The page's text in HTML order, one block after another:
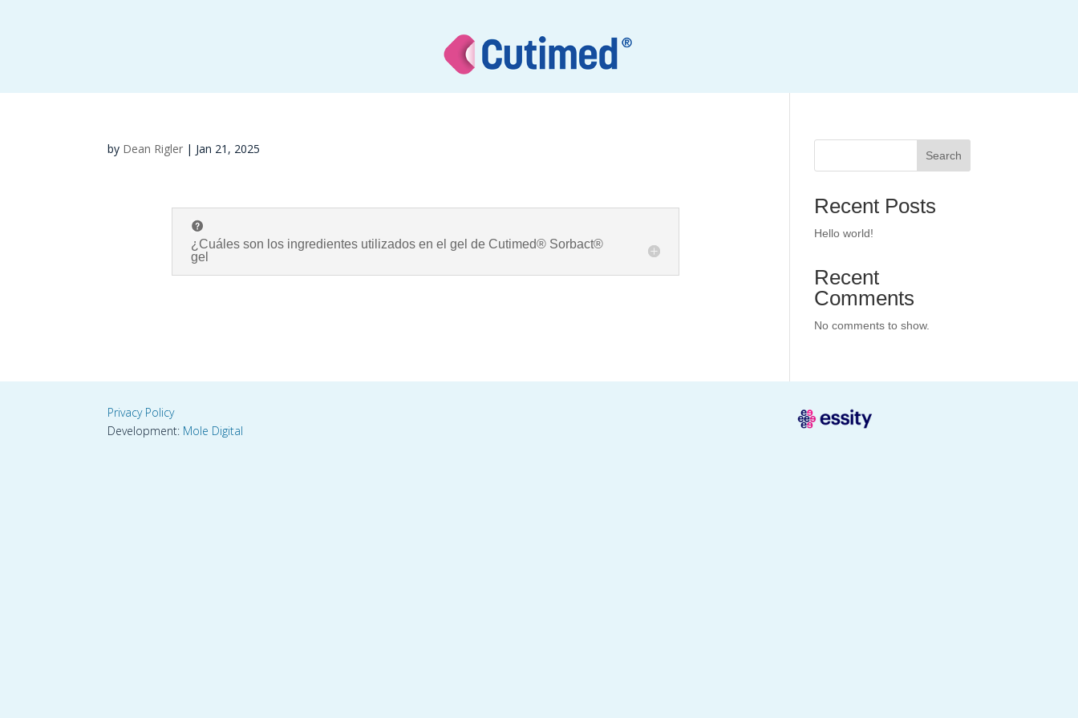
by Dean Rigler | Jan 21, 2025
¿Cuáles son los ingredientes utilizados en el gel de Cutimed® Sorbact®
gel
Search
Recent Posts
Hello world!
Recent
Comments
No comments to show.
Privacy Policy
Development: Mole Digital